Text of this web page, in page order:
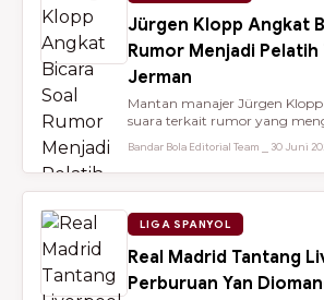
Jürgen Klopp Angkat
Rumor Menjadi Pelatih
Jerman
Mantan manajer Jürgen
suara terkait rumor yang
Bandar Bola Editorial Team ⎯ 30 Juni
LIGA SPANYOL
Real Madrid Tantang
Perburuan Yan